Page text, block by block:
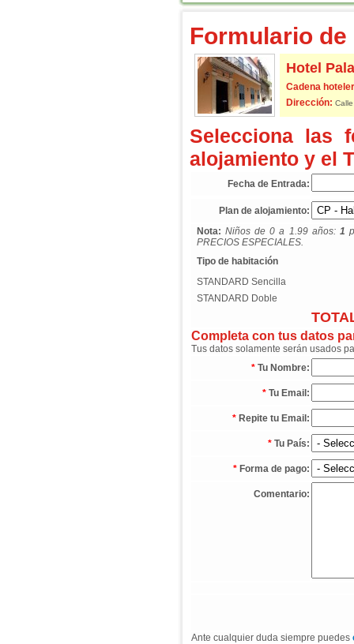
Formulario
Hotel
Cadena
Dirección:
Selecciona las
alojamiento y el
Fecha de Entrada:
Plan de alojamiento:
Nota: Niños de 0 a 1.99 años: 1
PRECIOS ESPECIALES.
Tipo de habitación
STANDARD Sencilla
STANDARD Doble
Completa con tus datos
Tus datos solamente serán usados
* Tu Nombre:
* Tu Email:
* Repite tu Email:
* Tu País:
* Forma de pago:
Comentario:
Ante cualquier duda siempre puedes